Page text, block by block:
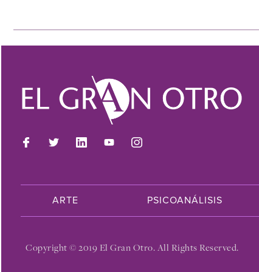
ARTE PSICOANÁLISIS
Copyright © 2019 El Gran Otro. All Rights Reserved.